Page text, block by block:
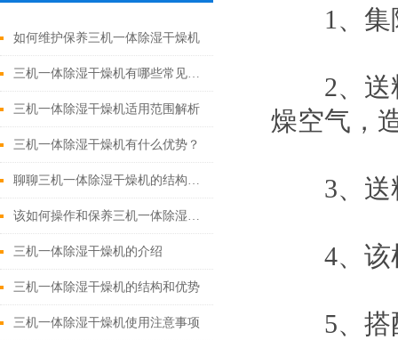
如何维护保养三机一体除湿干燥机
三机一体除湿干燥机有哪些常见故障
三机一体除湿干燥机适用范围解析
三机一体除湿干燥机有什么优势？
聊聊三机一体除湿干燥机的结构与配置特点
该如何操作和保养三机一体除湿干燥机
三机一体除湿干燥机的介绍
三机一体除湿干燥机的结构和优势
三机一体除湿干燥机使用注意事项
1、集除
2、送料
燥空气，
3、送料
4、该机
5、搭配